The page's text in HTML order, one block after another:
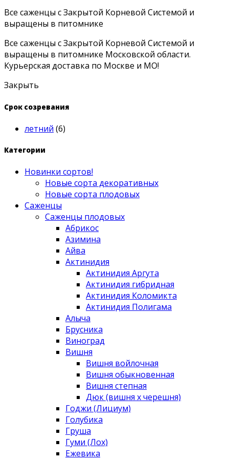
Все саженцы с Закрытой Корневой Системой и
выращены в питомнике
Все саженцы с Закрытой Корневой Системой и
выращены в питомнике Московской области.
Курьерская доставка по Москве и МО!
Закрыть
Срок созревания
летний (6)
Категории
Новинки сортов!
Новые сорта декоративных
Новые сорта плодовых
Саженцы
Саженцы плодовых
Абрикос
Азимина
Айва
Актинидия
Актинидия Аргута
Актинидия гибридная
Актинидия Коломикта
Актинидия Полигама
Алыча
Брусника
Виноград
Вишня
Вишня войлочная
Вишня обыкновенная
Вишня степная
Дюк (вишня х черешня)
Годжи (Лициум)
Голубика
Груша
Гуми (Лох)
Ежевика